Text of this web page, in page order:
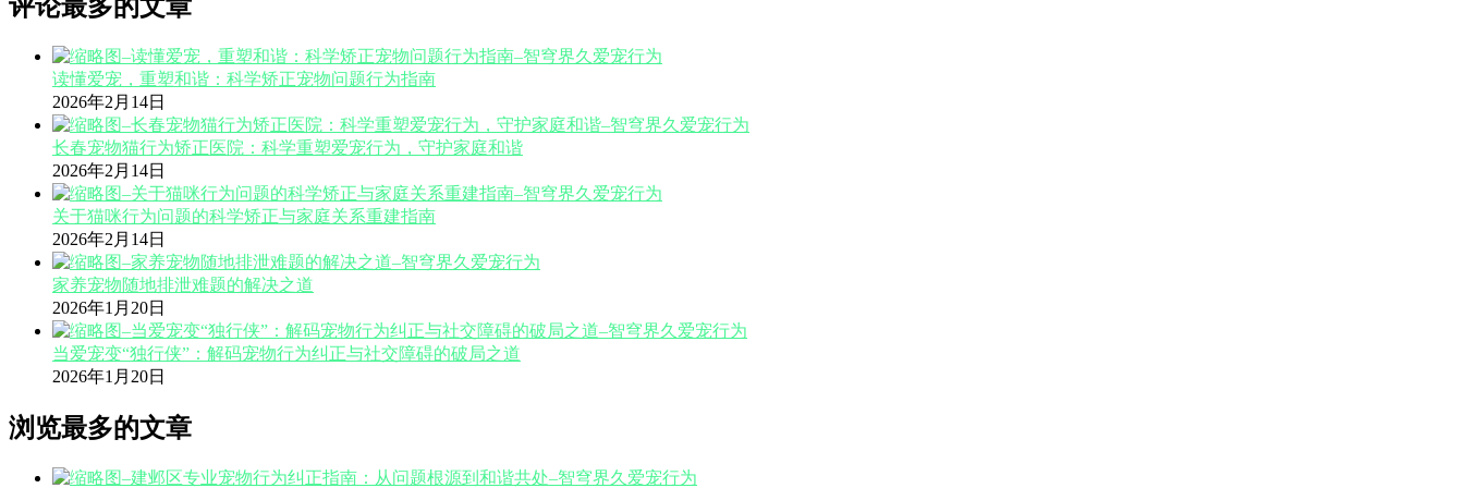
评论最多的文章
读懂爱宠，重塑和谐：科学矫正宠物问题行为指南
2026年2月14日
长春宠物猫行为矫正医院：科学重塑爱宠行为，守护家庭和谐
2026年2月14日
关于猫咪行为问题的科学矫正与家庭关系重建指南
2026年2月14日
家养宠物随地排泄难题的解决之道
2026年1月20日
当爱宠变“独行侠”：解码宠物行为纠正与社交障碍的破局之道
2026年1月20日
浏览最多的文章